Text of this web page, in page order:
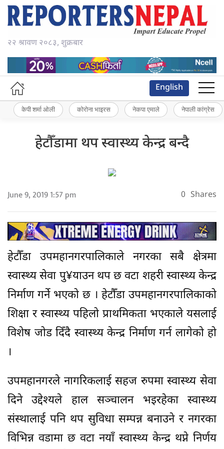
२२ श्रावण २०८३, शुक्रबार
English
केपी शर्मा ओली कोरोना भाइरस नेकपा एमाले नेपाली कांग्रेस
हेटौँडामा थप स्वास्थ्य केन्द्र बन्दै
June 9, 2019 1:57 pm 0 Shares
हेटौँडा उपमहानगरपालिकाले नगरका सबै क्षेत्रमा
स्वास्थ्य सेवा पु¥याउन थप छ वटा शहरी स्वास्थ्य केन्द्र
निर्माण गर्ने भएको छ । हेटौँडा उपमहानगरपालिकाको
शिक्षा र स्वास्थ्य पहिलो प्राथमिकता भएकाले यसलाई
विशेष जोड दिँदै स्वास्थ्य केन्द्र निर्माण गर्न लागेको हो
।
उपमहानगरले नागरिकलाई सहज रुपमा स्वास्थ्य सेवा
दिने उद्देश्यले हाल सञ्चालन भइरहेका स्वास्थ्य
संस्थालाई पनि थप सुविधा सम्पन्न बनाउने र नगरका
विभिन्न वडामा छ वटा नयाँ स्वास्थ्य केन्द्र थप्ने निर्णय